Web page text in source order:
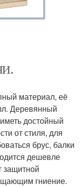
материал, её
Деревянный
достойный
от стиля, для
брус, балки
дешевле
защитной
гниение.